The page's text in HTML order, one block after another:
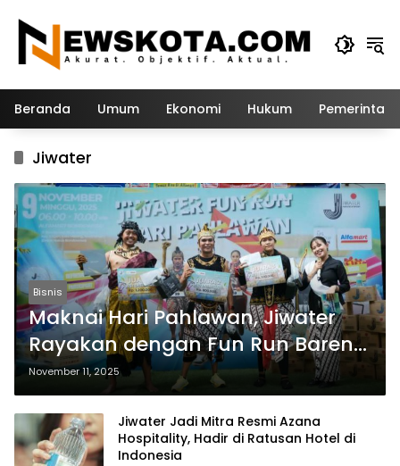
konten
Beranda Umum Ekonomi Hukum
Jiwater
Bisnis
Maknai Hari Pahlawan, Jiwater
Rayakan dengan Fun Run Bareng
Veteran
November 11, 2025
Jiwater Jadi Mitra Resmi Azana
Hospitality, Hadir di Ratusan Hotel di
Indonesia